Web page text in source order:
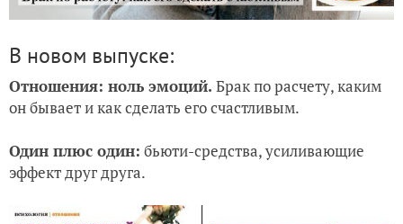
В новом выпуске:
Отношения: ноль эмоций. Брак по расчету, каким
он бывает и как сделать его счастливым.
Один плюс один: бьюти-средства, усиливающие
эффект друг друга.